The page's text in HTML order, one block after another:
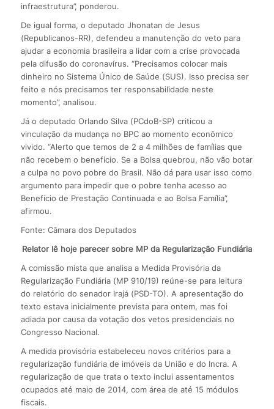
infraestrutura”, ponderou.
De igual forma, o deputado Jhonatan de Jesus
(Republicanos-RR), defendeu a manutenção do veto para
ajudar a economia brasileira a lidar com a crise provocada
pela difusão do coronavírus. “Precisamos colocar mais
dinheiro no Sistema Único de Saúde (SUS). Isso precisa ser
feito e nós precisamos ter responsabilidade neste
momento”, analisou.
Já o deputado Orlando Silva (PCdoB-SP) criticou a
vinculação da mudança no BPC ao momento econômico
vivido. “Alerto que temos de 2 a 4 milhões de famílias que
não recebem o benefício. Se a Bolsa quebrou, não vão botar
a culpa no povo pobre do Brasil. Não dá para usar isso como
argumento para impedir que o pobre tenha acesso ao
Benefício de Prestação Continuada e ao Bolsa Família”,
afirmou.
Fonte: Câmara dos Deputados
Relator lê hoje parecer sobre MP da Regularização Fundiária
A comissão mista que analisa a Medida Provisória da
Regularização Fundiária (MP 910/19) reúne-se para leitura
do relatório do senador Irajá (PSD-TO). A apresentação do
texto estava inicialmente prevista para ontem, mas foi
adiada por causa da votação dos vetos presidenciais no
Congresso Nacional.
A medida provisória estabeleceu novos critérios para a
regularização fundiária de imóveis da União e do Incra. A
regularização de que trata o texto inclui assentamentos
ocupados até maio de 2014, com área de até 15 módulos
fiscais.